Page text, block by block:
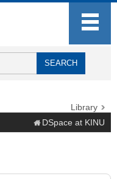
Library
DSpace at KINU